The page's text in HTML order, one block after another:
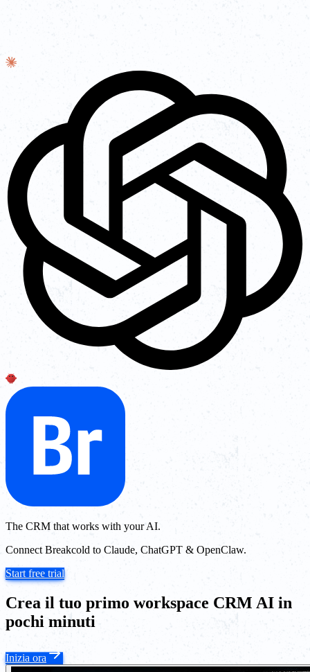
The CRM that works with your AI.
Connect Breakcold to Claude, ChatGPT & OpenClaw.
Start free trial
Crea il tuo primo workspace CRM AI in
pochi minuti
Inizia ora